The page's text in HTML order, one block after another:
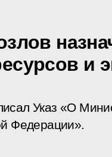
и
Указ «О
Федерации».